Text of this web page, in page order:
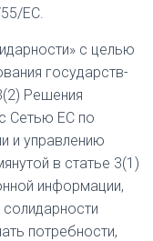
ЕС.
с целью
государств-
Решения
Сетью ЕС по
и управлению
в статье 3(1)
информации,
потребности,